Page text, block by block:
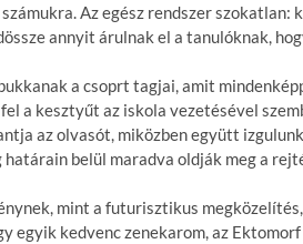
Az egész rendszer szokatlan:
annyit árulnak el a tanulóknak,
a csoprt tagjai, amit
a kesztyűt az iskola vezetésével
az olvasót, miközben együtt
belül maradva oldják meg a
mint a futurisztikus
egyik kedvenc zenekarom, az